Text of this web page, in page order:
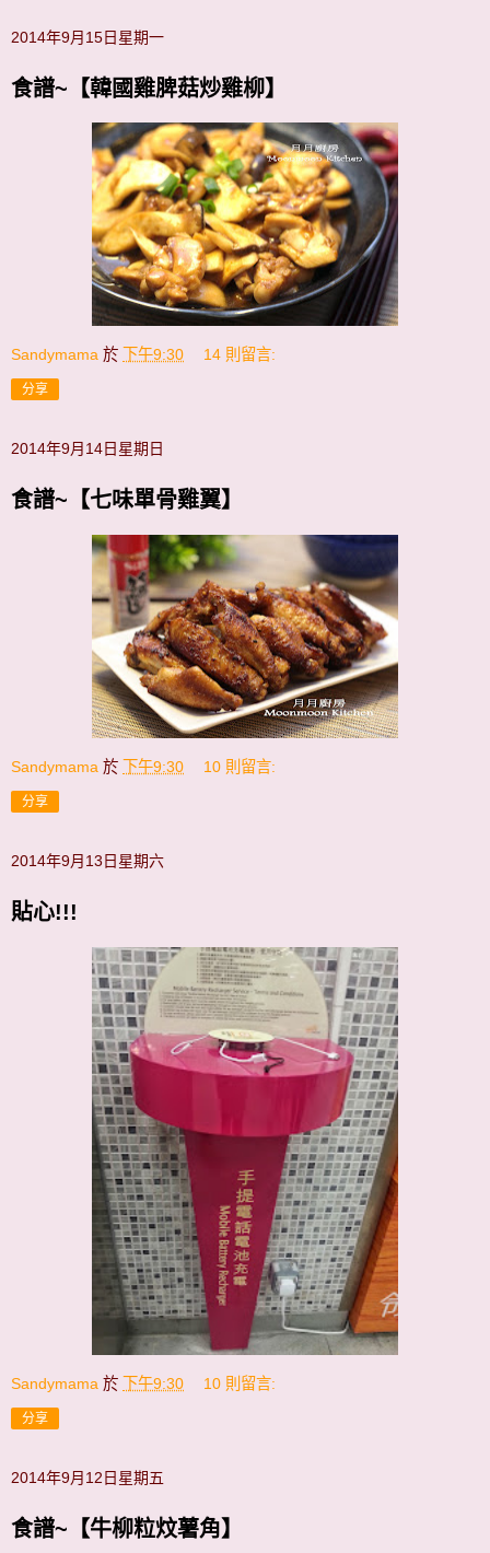
2014年9月15日星期一
食譜~【韓國雞脾菇炒雞柳】
Sandymama 於 下午9:30 14 則留言:
分享
2014年9月14日星期日
食譜~【七味單骨雞翼】
Sandymama 於 下午9:30 10 則留言:
分享
2014年9月13日星期六
貼心!!!
Sandymama 於 下午9:30 10 則留言:
分享
2014年9月12日星期五
食譜~【牛柳粒炆薯角】